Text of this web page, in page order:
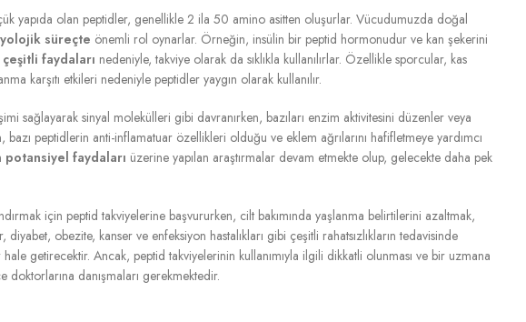
yapıda olan peptidler, genellikle 2 ila 50 amino asitten oluşurlar. Vücudumuzda doğal
süreçte önemli rol oynarlar. Örneğin, insülin bir peptid hormonudur ve kan şekerini
çeşitli faydaları nedeniyle, takviye olarak da sıklıkla kullanılırlar. Özellikle sporcular, kas
karşıtı etkileri nedeniyle peptidler yaygın olarak kullanılır.
sağlayarak sinyal molekülleri gibi davranırken, bazıları enzim aktivitesini düzenler veya
peptidlerin anti-inflamatuar özellikleri olduğu ve eklem ağrılarını hafifletmeye yardımcı
potansiyel faydaları üzerine yapılan araştırmalar devam etmekte olup, gelecekte daha pek
için peptid takviyelerine başvururken, cilt bakımında yaşlanma belirtilerini azaltmak,
obezite, kanser ve enfeksiyon hastalıkları gibi çeşitli rahatsızlıkların tedavisinde
getirecektir. Ancak, peptid takviyelerinin kullanımıyla ilgili dikkatli olunması ve bir uzmana
doktorlarına danışmaları gerekmektedir.